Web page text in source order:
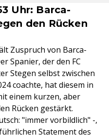
Uhr: Barca-
den Rücken
Zuspruch von Barca-
Spanier, der den FC
Stegen selbst zwischen
coachte, hat diesem in
einem kurzen, aber
Rücken gestärkt.
"immer vorbildlich" -,
Statement des